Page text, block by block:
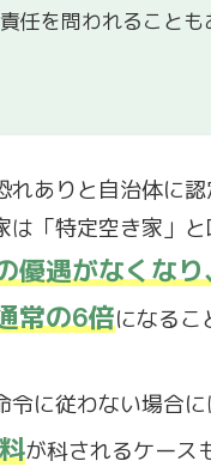
任を問われることも
れありと自治体に
は「特定空き家」と
優遇がなくなり
常の6倍になるこ
令に従わない場合に
が科されるケース